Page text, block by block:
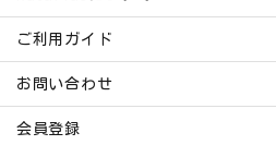
ご利用ガイド
お問い合わせ
会員登録